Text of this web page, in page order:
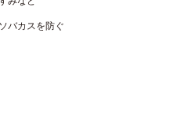
バカスを防ぐ